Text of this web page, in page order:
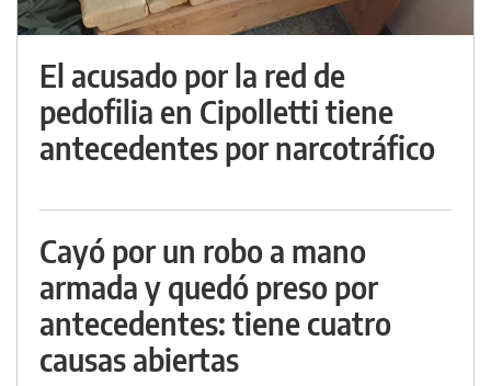
El acusado por la red de
pedofilia en Cipolletti tiene
antecedentes por narcotráfico
Cayó por un robo a mano
armada y quedó preso por
antecedentes: tiene cuatro
causas abiertas